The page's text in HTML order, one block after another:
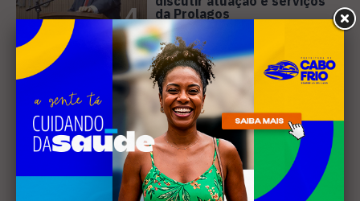
4
da Prolagos
Receba nossa
newsletter